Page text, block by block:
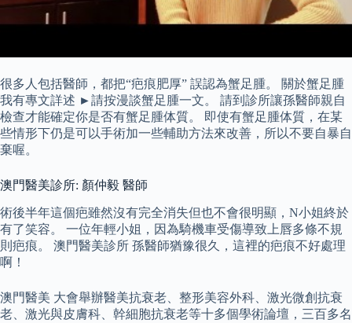
很多人包括醫師，都把“疤痕肥厚” 誤認為蟹足腫。 關於蟹足腫
我有專文詳述 ►請按漫談蟹足腫一文。 請到診所讓孫醫師親自
檢查才能確定你是否有蟹足腫体質。 即使有蟹足腫体質，在某
些情形下仍是可以手術加一些輔助方法來改善，所以不要自暴自
棄喔。
澳門醫美診所: 顏仲毅 醫師
術後半年這個疤雖然沒有完全消失但也不會很明顯，N小姐終於
有了笑容。 一位年輕小姐，因為騎機車受傷導致上唇多條不規
則疤痕。 澳門醫美診所 孫醫師猶豫很久，這裡的疤痕不好處理
啊！
澳門醫美 大會舉辦醫美抗衰老、整形美容外科、激光微創抗衰
老、激光與皮膚科、幹細胞抗衰老等十多個學術論壇，三百多名